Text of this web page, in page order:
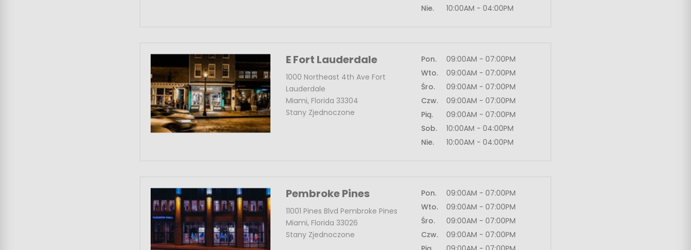
Nie.
10:00AM - 04:00PM
E Fort Lauderdale
1000 Northeast 4th Ave Fort
Lauderdale
Miami, Florida 33304
Stany Zjednoczone
Pon.
09:00AM - 07:00PM
Wto.
09:00AM - 07:00PM
Śro.
09:00AM - 07:00PM
Czw.
09:00AM - 07:00PM
Pią.
09:00AM - 07:00PM
Sob.
10:00AM - 04:00PM
Nie.
10:00AM - 04:00PM
Pembroke Pines
11001 Pines Blvd Pembroke Pines
Miami, Florida 33026
Stany Zjednoczone
Pon.
09:00AM - 07:00PM
Wto.
09:00AM - 07:00PM
Śro.
09:00AM - 07:00PM
Czw.
09:00AM - 07:00PM